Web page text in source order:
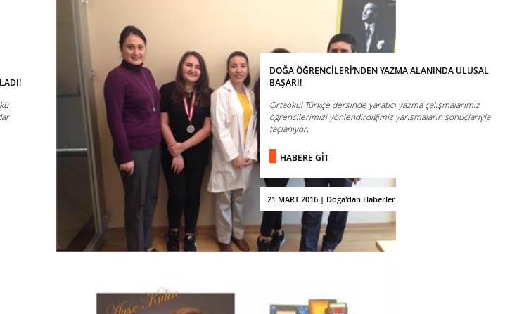
21 MART 2016 | Doğa'dan Haberler
DOĞA ÖĞRENCİLERİ’NDEN YAZMA ALANINDA ULUSAL
BAŞARI!
Ortaokul Türkçe dersinde yaratıcı yazma çalışmalarımız
öğrencilerimizi yönlendirdiğimiz yarışmaların sonuçlarıyla
taçlanıyor.
HABERE GİT